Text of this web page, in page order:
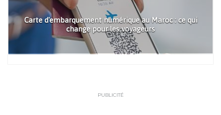
Carte d'embarquement numérique au Maroc : ce qui
change pour les voyageurs
PUBLICITÉ